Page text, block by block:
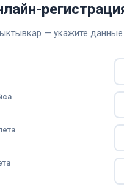
— укажите данные